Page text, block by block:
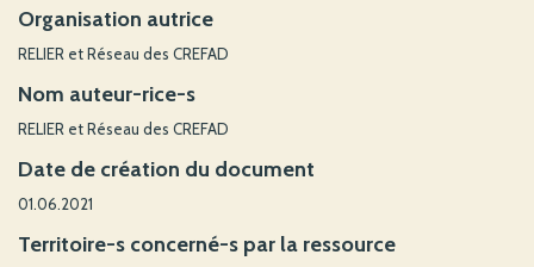
Organisation autrice
RELIER et Réseau des CREFAD
Nom auteur-rice-s
RELIER et Réseau des CREFAD
Date de création du document
01.06.2021
Territoire-s concerné-s par la ressource